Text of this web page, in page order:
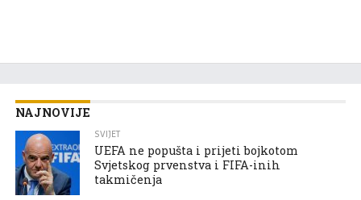
NAJNOVIJE
SVIJET
UEFA ne popušta i prijeti bojkotom
Svjetskog prvenstva i FIFA-inih
takmičenja